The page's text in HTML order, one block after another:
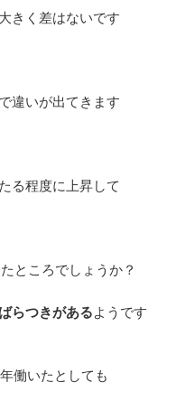
きく差はないです
違いが出てきます
る程度に上昇して
ところでしょうか？
らつきがあるようです
働いたとしても